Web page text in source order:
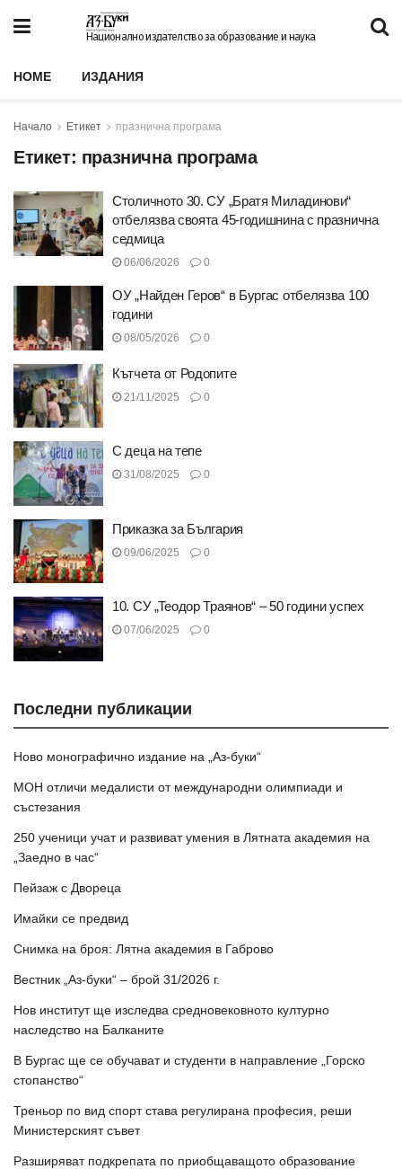
Национално издателство за образование и наука
HOME ИЗДАНИЯ
Начало Етикет празнична програма
Етикет: празнична програма
Столичното 30. СУ „Братя Миладинови“
отбелязва своята 45-годишнина с празнична
седмица
06/06/2026 0
ОУ „Найден Геров“ в Бургас отбелязва 100
години
08/05/2026 0
Кътчета от Родопите
21/11/2025 0
С деца на тепе
31/08/2025 0
Приказка за България
09/06/2025 0
10. СУ „Теодор Траянов“ – 50 години успех
07/06/2025 0
Последни публикации
Ново монографично издание на „Аз-буки“
МОН отличи медалисти от международни олимпиади и
състезания
250 ученици учат и развиват умения в Лятната академия на
„Заедно в час“
Пейзаж с Двореца
Имайки се предвид
Снимка на броя: Лятна академия в Габрово
Вестник „Аз-буки“ – брой 31/2026 г.
Нов институт ще изследва средновековното културно
наследство на Балканите
В Бургас ще се обучават и студенти в направление „Горско
стопанство“
Треньор по вид спорт става регулирана професия, реши
Министерският съвет
Разширяват подкрепата по приобщаващото образование